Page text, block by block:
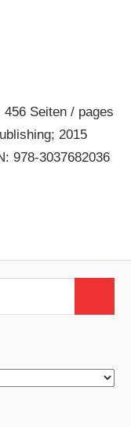
Seiten / pages
2015
978-3037682036